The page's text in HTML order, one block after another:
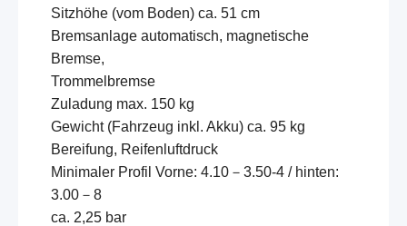
Sitzhöhe (vom Boden) ca. 51 cm
Bremsanlage automatisch, magnetische
Bremse,
Trommelbremse
Zuladung max. 150 kg
Gewicht (Fahrzeug inkl. Akku) ca. 95 kg
Bereifung, Reifenluftdruck
Minimaler Profil Vorne: 4.10－3.50-4 / hinten:
3.00－8
ca. 2,25 bar